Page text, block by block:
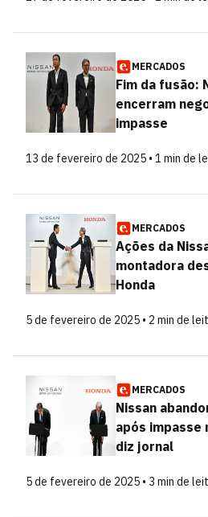
MERCADOS
Fim da fusão:
encerram
impasse
13 de fevereiro de 2025 • 1 min de
MERCADOS
Ações da
montadora
Honda
5 de fevereiro de 2025 • 2 min de
MERCADOS
Nissan
após impasse
diz jornal
5 de fevereiro de 2025 • 3 min de